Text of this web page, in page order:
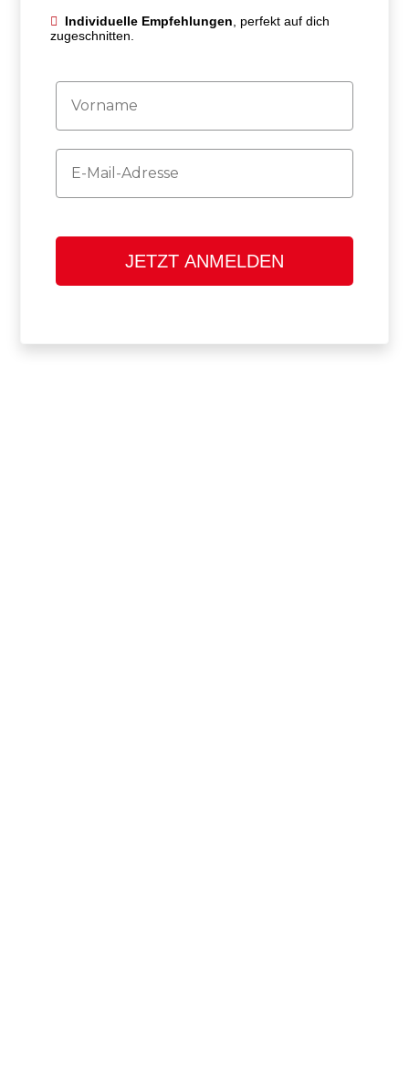
Individuelle Empfehlungen , perfekt auf dich
zugeschnitten.
Firstname
Email
JETZT ANMELDEN